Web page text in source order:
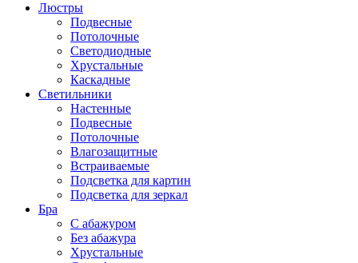
Люстры
Подвесные
Потолочные
Светодиодные
Хрустальные
Каскадные
Светильники
Настенные
Подвесные
Потолочные
Влагозащитные
Встраиваемые
Подсветка для картин
Подсветка для зеркал
Бра
С абажуром
Без абажура
Хрустальные